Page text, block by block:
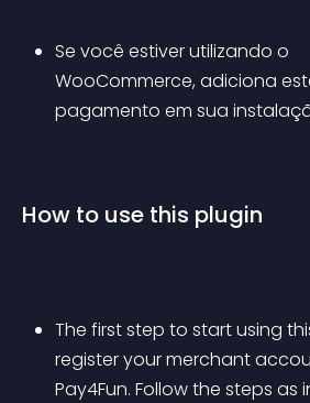
Se você estiver utilizando o
WooCommerce, adiciona
pagamento em sua
How to use this plugin
The first step to start using
register your merchant
Pay4Fun. Follow the steps as